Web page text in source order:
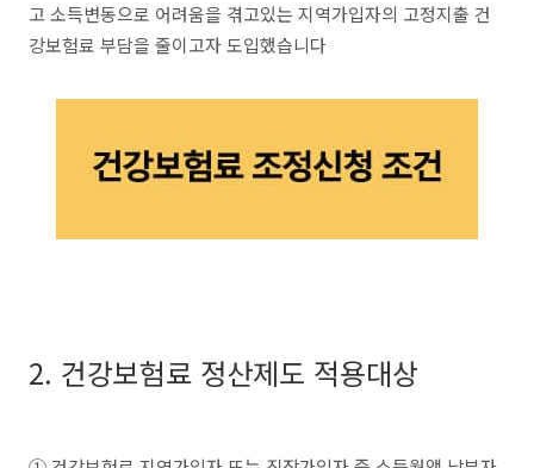
고 소득변동으로 어려움을 겪고있는 지역가입자의 고정지출 건
강보험료 부담을 줄이고자 도입했습니다
2. 건강보험료 정산제도 적용대상